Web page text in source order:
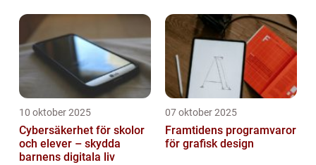
10 oktober 2025
Cybersäkerhet för skolor
och elever – skydda
barnens digitala liv
07 oktober 2025
Framtidens programvaror
för grafisk design